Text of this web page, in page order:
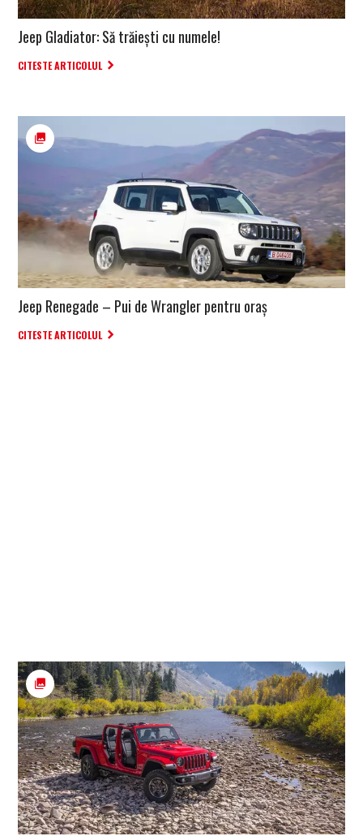
Jeep Gladiator: Să trăiești cu numele!
CITESTE ARTICOLUL
Jeep Renegade – Pui de Wrangler pentru oraș
CITESTE ARTICOLUL